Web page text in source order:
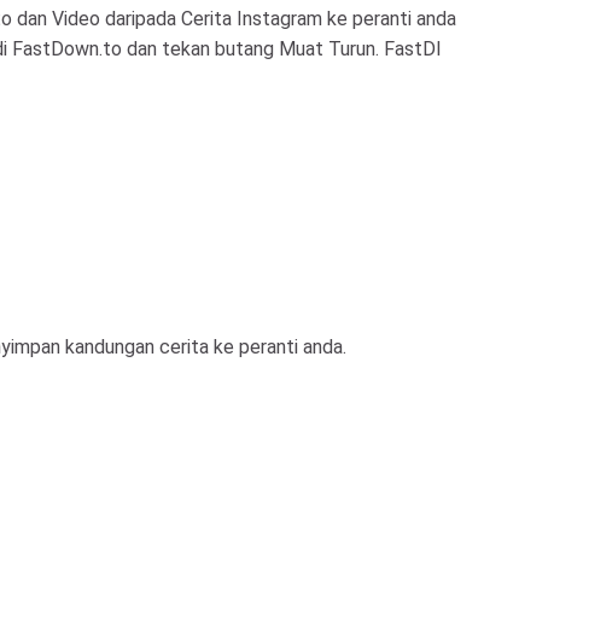
dan Video daripada Cerita Instagram ke peranti anda
FastDown.to dan tekan butang Muat Turun. FastDl
kandungan cerita ke peranti anda.